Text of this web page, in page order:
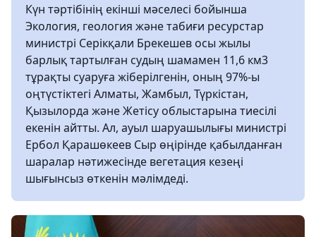
Күн тәртібінің екінші мәселесі бойынша
Экология, геология және табиғи ресурстар
министрі Серікқали Брекешев осы жылы
барлық тартылған судың шамамен 11,6 км3
тұрақты суаруға жіберілгенін, оның 97%-ы
оңтүстіктегі Алматы, Жамбыл, Түркістан,
Қызылорда және Жетісу облыстарына тиесілі
екенін айтты. Ал, ауыл шаруашылығы министрі
Ербол Қарашөкеев Сыр өңірінде қабылданған
шаралар нәтижесінде вегетация кезеңі
шығынсыз өткенін мәлімдеді.